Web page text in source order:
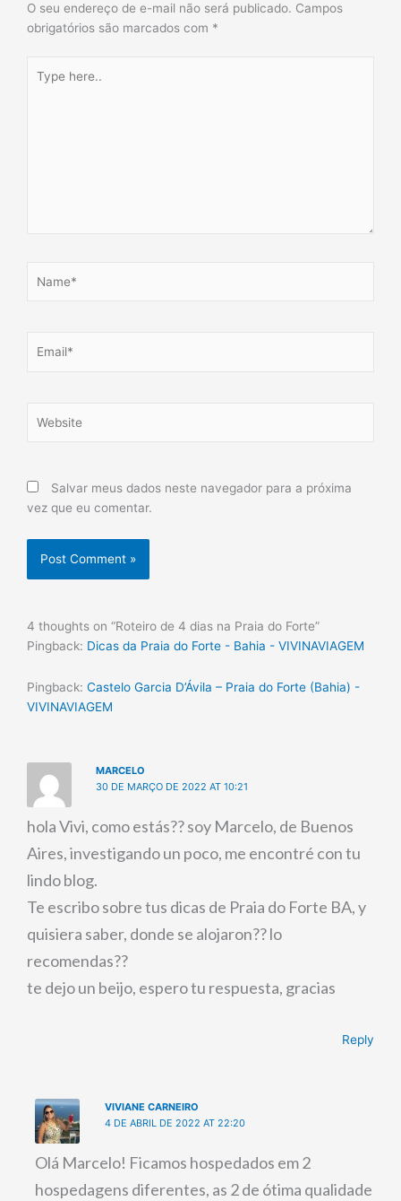
O seu endereço de e-mail não será publicado. Campos
obrigatórios são marcados com *
here..
Salvar meus dados neste navegador para a próxima
vez que eu comentar.
4 thoughts on “Roteiro de 4 dias na Praia do Forte”
Pingback: Dicas da Praia do Forte - Bahia - VIVINAVIAGEM
Pingback: Castelo Garcia D’Ávila – Praia do Forte (Bahia) -
VIVINAVIAGEM
MARCELO
30 DE MARÇO DE 2022 AT 10:21
hola Vivi, como estás?? soy Marcelo, de Buenos
Aires, investigando un poco, me encontré con tu
lindo blog.
Te escribo sobre tus dicas de Praia do Forte BA, y
quisiera saber, donde se alojaron?? lo
recomendas??
te dejo un beijo, espero tu respuesta, gracias
Reply
VIVIANE CARNEIRO
4 DE ABRIL DE 2022 AT 22:20
Olá Marcelo! Ficamos hospedados em 2
hospedagens diferentes, as 2 de ótima qualidade